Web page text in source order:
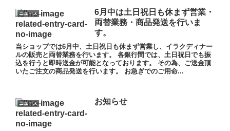
ニュース
6月中は土日祝日も休まず営業・
両替業務・商品発送を行いま
す。
当ショップでは6月中、土日祝日も休まず営業し、イラクディナー
ルの販売と両替業務を行います。 各銀行間では、土日祝日でも振
込を行うと即時送金が可能となっております。 その為、ご送金頂
いたご注文の商品発送を行います。 お急ぎでのご用命...
ニュース お知らせ